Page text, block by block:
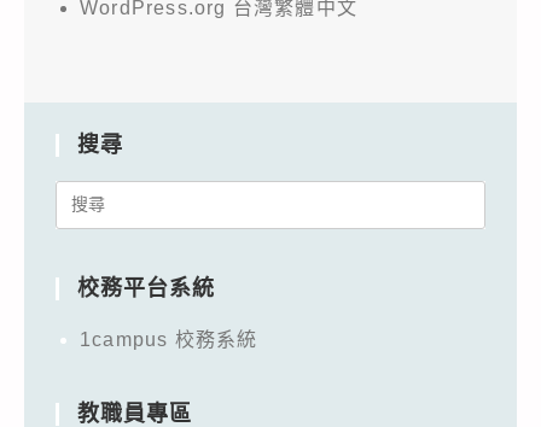
WordPress.org 台灣繁體中文
搜尋
Search
校務平台系統
1campus 校務系統
教職員專區